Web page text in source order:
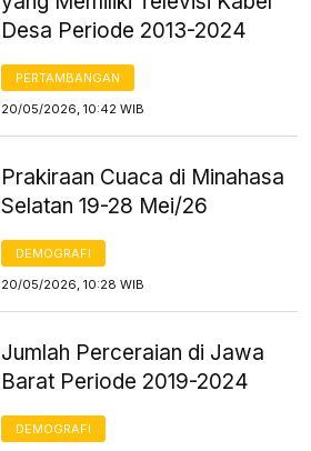
Desa Periode 2013-2024
PERTAMBANGAN
20/05/2026, 10:42 WIB
Prakiraan Cuaca di Minahasa
Selatan 19-28 Mei/26
DEMOGRAFI
20/05/2026, 10:28 WIB
Jumlah Perceraian di Jawa
Barat Periode 2019-2024
DEMOGRAFI